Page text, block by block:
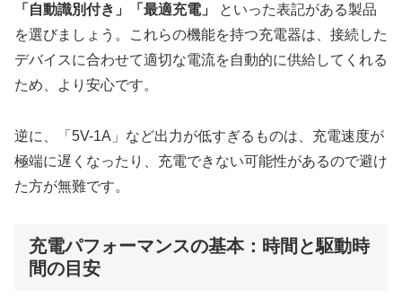
「自動識別付き」「最適充電」
といった表記がある製品
を選びましょう。これらの機能を持つ充電器は、接続した
デバイスに合わせて適切な電流を自動的に供給してくれる
ため、より安心です。
逆に、「5V-1A」など出力が低すぎるものは、充電速度が
極端に遅くなったり、充電できない可能性があるので避け
た方が無難です。
充電パフォーマンスの基本：時間と駆動時
間の目安